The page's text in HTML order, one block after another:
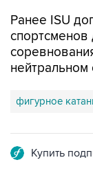
Ранее ISU
нейтральном
фигурное
Купить